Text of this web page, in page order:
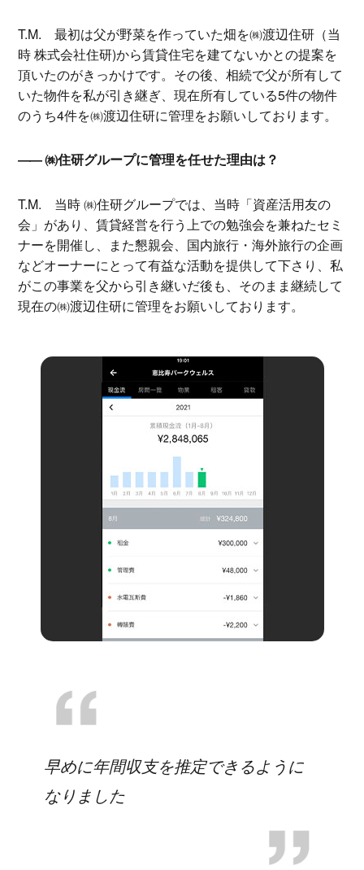
T.M. 最初は父が野菜を作っていた畑を㈱渡辺住研（当
時 株式会社住研)から賃貸住宅を建てないかとの提案を
頂いたのがきっかけです。その後、相続で父が所有して
いた物件を私が引き継ぎ、現在所有している5件の物件
のうち4件を㈱渡辺住研に管理をお願いしております。
㈱住研グループに管理を任せた理由は？
T.M. 当時 ㈱住研グループでは、当時「資産活用友の
会」があり、賃貸経営を行う上での勉強会を兼ねたセミ
ナーを開催し、また懇親会、国内旅行・海外旅行の企画
などオーナーにとって有益な活動を提供して下さり、私
がこの事業を父から引き継いだ後も、そのまま継続して
現在の㈱渡辺住研に管理をお願いしております。
早めに年間収支を推定できるように
なりました